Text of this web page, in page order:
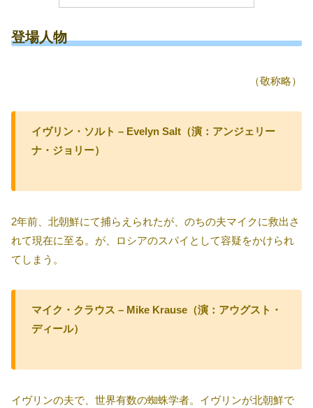
登場人物
（敬称略）
イヴリン・ソルト – Evelyn Salt（演：アンジェリー
ナ・ジョリー）
2年前、北朝鮮にて捕らえられたが、のちの夫マイクに救出さ
れて現在に至る。が、ロシアのスパイとして容疑をかけられ
てしまう。
マイク・クラウス – Mike Krause（演：アウグスト・
ディール）
イヴリンの夫で、世界有数の蜘蛛学者。イヴリンが北朝鮮で